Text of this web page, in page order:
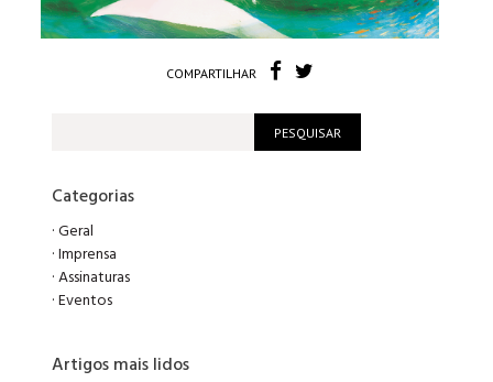
COMPARTILHAR
Categorias
·Geral
·Imprensa
·Assinaturas
·Eventos
Artigos mais lidos